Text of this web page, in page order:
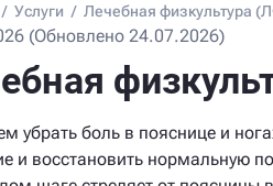
/ Услуги / Лечебная физкультура
(Обновлено 24.07.2026)
убрать боль в пояснице и
и восстановить нормальную